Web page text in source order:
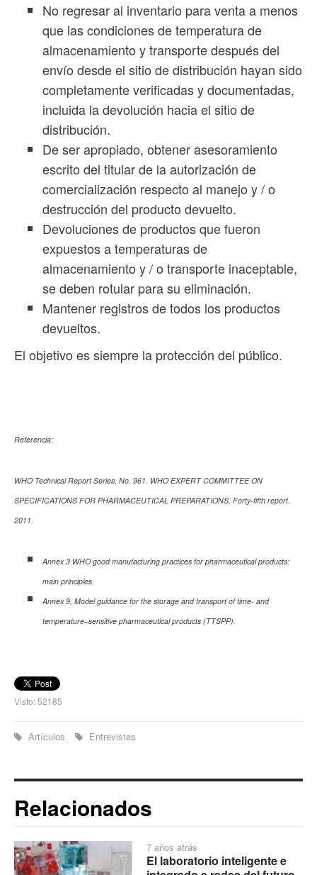
No regresar al inventario para venta a menos
que las condiciones de temperatura de
almacenamiento y transporte después del
envío desde el sitio de distribución hayan sido
completamente verificadas y documentadas,
incluida la devolución hacia el sitio de
distribución.
De ser apropiado, obtener asesoramiento
escrito del titular de la autorización de
comercialización respecto al manejo y / o
destrucción del producto devuelto.
Devoluciones de productos que fueron
expuestos a temperaturas de
almacenamiento y / o transporte inaceptable,
se deben rotular para su eliminación.
Mantener registros de todos los productos
devueltos.
El objetivo es siempre la protección del público.
Referencia:
WHO Technical Report Series, No. 961. WHO EXPERT COMMITTEE ON
SPECIFICATIONS FOR PHARMACEUTICAL PREPARATIONS, Forty-ﬁfth report.
2011.
Annex 3 WHO good manufacturing practices for pharmaceutical products:
main principles
Annex 9, Model guidance for the storage and transport of time- and
temperature–sensitive pharmaceutical products (TTSPP).
Visto: 52185
Artículos Entrevistas
Relacionados
7 años atrás
El laboratorio inteligente e